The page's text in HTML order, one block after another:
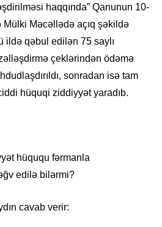
haqqında” Qanunun 10-
Məcəllədə açıq şəkildə
ildə qəbul edilən 75 saylı
çeklərindən ödəmə
sonradan isə tam
hüquqi ziddiyyət yaradıb.
hüququ fərmanla
edilə bilərmi?
cavab verir: